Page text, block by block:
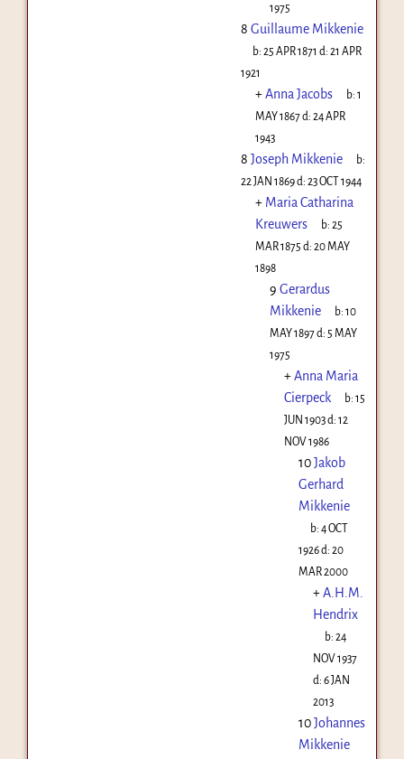
1975
8 Guillaume Mikkenie
b:25 APR 1871 d:21 APR
1921
+Anna Jacobs b:1
MAY 1867d: 24 APR
1943
8 Joseph Mikkenie
b:
22 JAN 1869d: 23 OCT 1944
+ Maria Catharina
Kreuwers
b:25
MAR 1875 d: 20 MAY
1898
9 Gerardus
Mikkenie
b:10
MAY 1897d: 5 MAY
1975
+Anna Maria
Cierpeck
b:15
JUN 1903d: 12
NOV 1986
10Jakob
Gerhard
Mikkenie
b:4 OCT
1926d: 20
MAR 2000
+A.H.M.
Hendrix
b:24
NOV 1937
d: 6 JAN
2013
10Johannes
Mikkenie